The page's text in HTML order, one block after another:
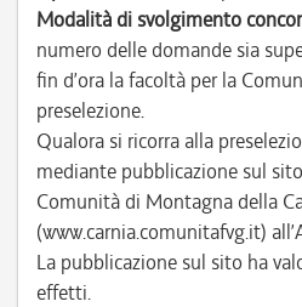
Modalità di svolgimento
numero delle domande sia
fin d’ora la facoltà per la
preselezione.
Qualora si ricorra alla
mediante pubblicazione sul
Comunità di Montagna della
(www.carnia.comunitafvg.it)
La pubblicazione sul sito ha
effetti.